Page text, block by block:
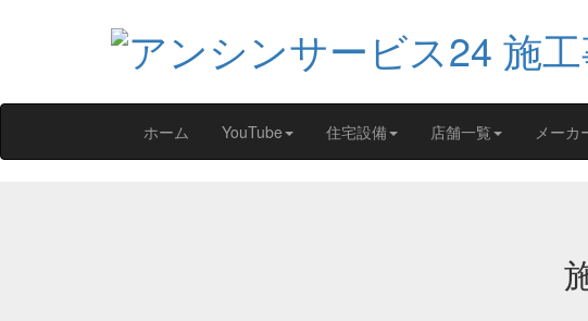
ホーム YouTube 住宅設備 店舗一覧 メーカ